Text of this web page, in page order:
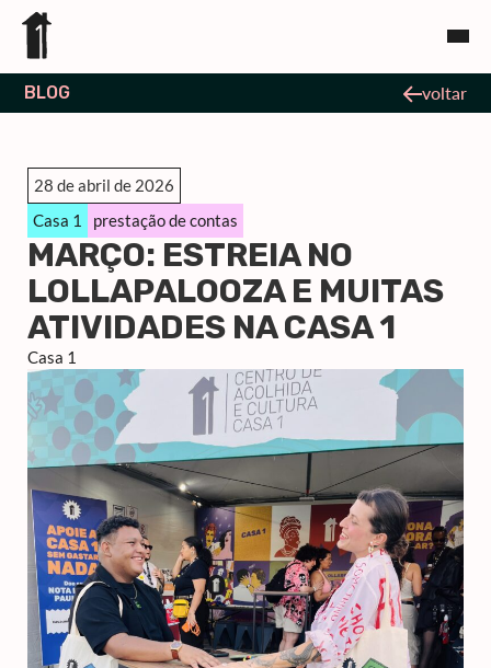
BLOG voltar
28 de abril de 2026
Casa 1
prestação de contas
MARÇO: ESTREIA NO
LOLLAPALOOZA E MUITAS
ATIVIDADES NA CASA 1
Casa 1